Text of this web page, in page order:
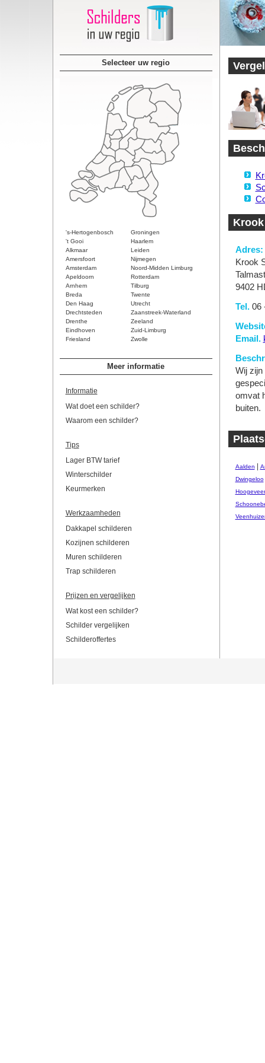
Selecteer uw regio
's-Hertogenbosch
Groningen
't Gooi
Haarlem
Alkmaar
Leiden
Amersfoort
Nijmegen
Amsterdam
Noord-Midden Limburg
Apeldoorn
Rotterdam
Arnhem
Tilburg
Breda
Twente
Den Haag
Utrecht
Drechtsteden
Zaanstreek-Waterland
Drenthe
Zeeland
Eindhoven
Zuid-Limburg
Friesland
Zwolle
Meer informatie
Informatie
Wat doet een schilder?
Waarom een schilder?
Tips
Lager BTW tarief
Winterschilder
Keurmerken
Werkzaamheden
Dakkapel schilderen
Kozijnen schilderen
Muren schilderen
Trap schilderen
Prijzen en vergelijken
Wat kost een schilder?
Schilder vergelijken
Schilderoffertes
Adres:
Krook
9402
Tel.06
Email.
Wij zijn
omvat
buiten.
Aalden
Dwingeloo